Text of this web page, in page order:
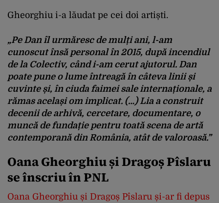
Gheorghiu i-a lăudat pe cei doi artiști.
„Pe Dan îl urmăresc de mulți ani, l-am
cunoscut însă personal în 2015, după incendiul
de la Colectiv, când i-am cerut ajutorul. Dan
poate pune o lume întreagă în câteva linii și
cuvinte și, în ciuda faimei sale internaționale, a
rămas același om implicat. (…) Lia a construit
decenii de arhivă, cercetare, documentare, o
muncă de fundație pentru toată scena de artă
contemporană din România, atât de valoroasă.”
Oana Gheorghiu și Dragoș Pîslaru
se înscriu în PNL
Oana Gheorghiu și Dragoș Pîslaru și-ar fi depus